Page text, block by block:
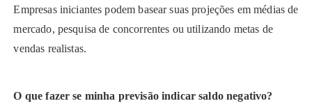
Empresas iniciantes podem basear suas projeções em médias de
mercado, pesquisa de concorrentes ou utilizando metas de
vendas realistas.
O que fazer se minha previsão indicar saldo negativo?